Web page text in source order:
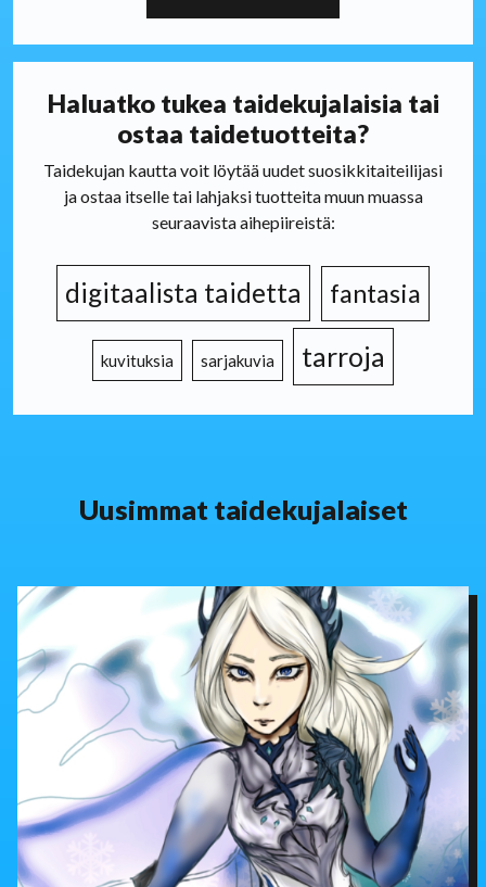
Haluatko tukea taidekujalaisia tai
ostaa taidetuotteita?
Taidekujan kautta voit löytää uudet suosikkitaiteilijasi
ja ostaa itselle tai lahjaksi tuotteita muun muassa
seuraavista aihepiireistä:
digitaalista taidetta fantasia
kuvituksia sarjakuvia tarroja
Uusimmat taidekujalaiset